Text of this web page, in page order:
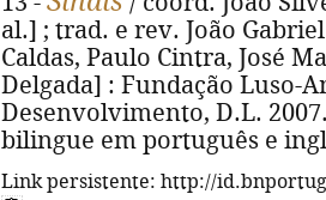
al.] ; trad. e rev. João
Caldas, Paulo Cintra, José
Delgada] : Fundação Luso-
Desenvolvimento, D.L.
bilingue em português e
Link persistente: http://